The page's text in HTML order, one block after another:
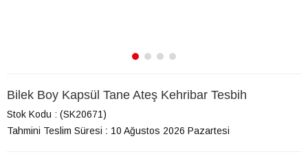
Bilek Boy Kapsül Tane Ateş Kehribar Tesbih
Stok Kodu
(SK20671)
Tahmini Teslim Süresi : 10 Ağustos 2026 Pazartesi